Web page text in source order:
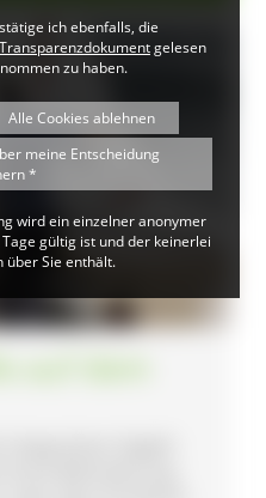
auf dem
ich ebenfalls, die
Transparenzdokumentgelesen
zu haben.
Alle Cookies ablehnen
meine Entscheidung
*
wird ein einzelner anonymer
gültig ist und der keinerlei
über Sie enthält.